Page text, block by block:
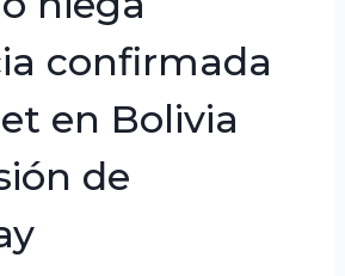
confirmada
en Bolivia
de